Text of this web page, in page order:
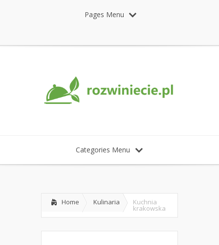
Pages Menu
Categories Menu
Home Kulinaria Kuchnia
krakowska